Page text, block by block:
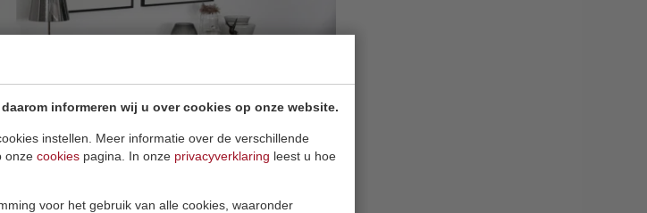
informeren wij u over cookies op onze website.
instellen. Meer informatie over de verschillende
onze cookies pagina. In onze privacyverklaring leest u hoe
voor het gebruik van alle cookies, waaronder